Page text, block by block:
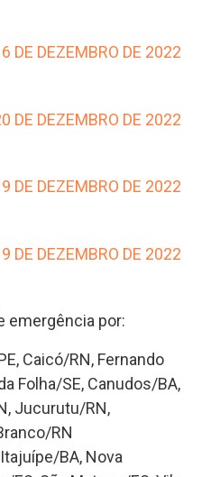
DE DEZEMBRO DE 2022
DE DEZEMBRO DE 2022
DE DEZEMBRO DE 2022
DE DEZEMBRO DE 2022
emergência por:
Caicó/RN, Fernando
Folha/SE, Canudos/BA,
Jucurutu/RN,
RN
BA, Nova